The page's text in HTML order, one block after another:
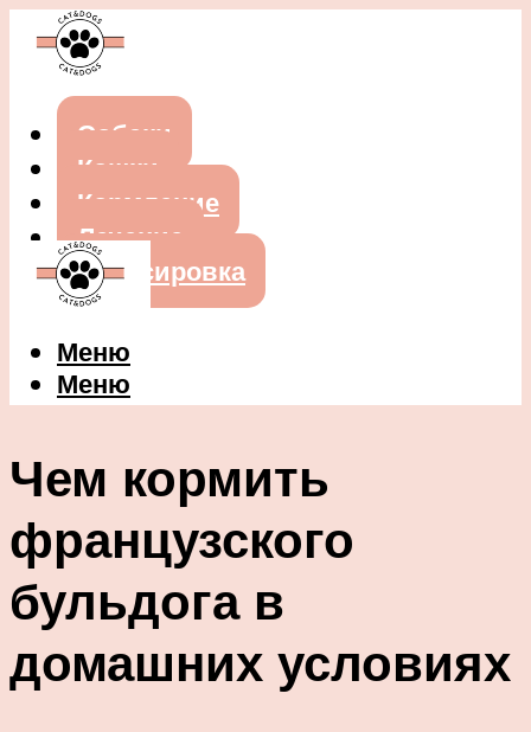
Собаки
Кошки
Кормление
Лечение
Дрессировка
Меню
Меню
Чем кормить
французского
бульдога в
домашних условиях